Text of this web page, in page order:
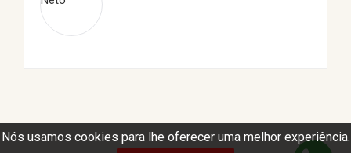
Nós usamos cookies para lhe oferecer uma melhor experiência.